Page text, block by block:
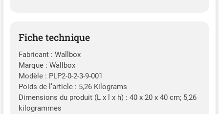
Fiche technique
Fabricant : Wallbox
Marque : Wallbox
Modèle : PLP2-0-2-3-9-001
Poids de l’article : 5,26 Kilograms
Dimensions du produit (L x l x h) : 40 x 20 x 40 cm; 5,26
kilogrammes